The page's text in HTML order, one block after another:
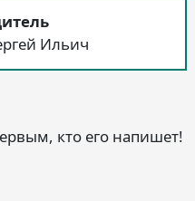
Ильич
кто его напишет!